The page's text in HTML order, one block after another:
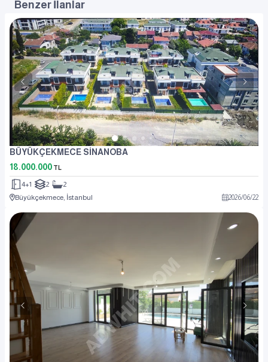
Benzer İlanlar
BÜYÜKÇEKMECE SİNANOBA
18.000.000 TL
4+1 2
2
Büyükçekmece, İstanbul
2026/06/22